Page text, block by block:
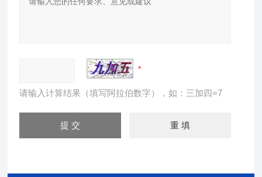
请输入计算结果（填写阿拉伯数字），如：三加四=7